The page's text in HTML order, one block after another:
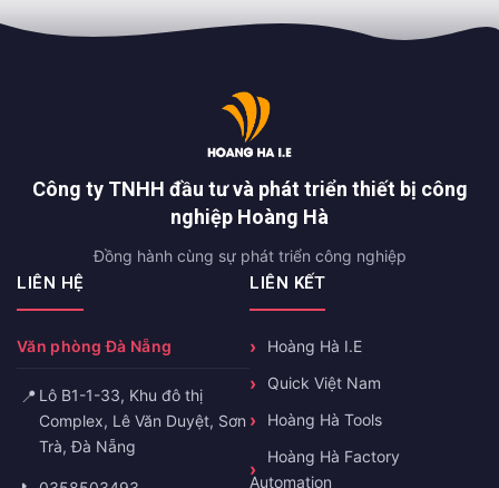
Công ty TNHH đầu tư và phát triển thiết bị công
nghiệp Hoàng Hà
Đồng hành cùng sự phát triển công nghiệp
LIÊN HỆ
Văn phòng Đà Nẵng
📍 Lô B1-1-33, Khu đô thị
Complex, Lê Văn Duyệt, Sơn
Trà, Đà Nẵng
LIÊN KẾT
Hoàng Hà I.E
Quick Việt Nam
Hoàng Hà Tools
Hoàng Hà Factory
Automation